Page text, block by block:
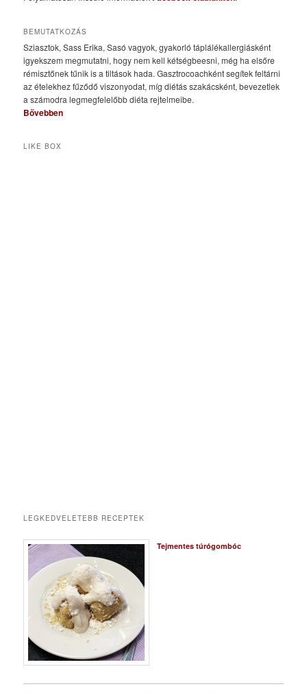
BEMUTATKOZÁS
Sziasztok, Sass Erika, Sasó vagyok, gyakorló táplálékallergiásként
igyekszem megmutatni, hogy nem kell kétségbeesni, még ha elsőre
rémisztőnek tűnik is a tiltások hada. Gasztrocoachként segítek feltárni
az ételekhez fűződő viszonyodat, míg diétás szakácsként, bevezetlek
a számodra legmegfelelőbb diéta rejtelmeibe.
Bővebben
LIKE BOX
LEGKEDVELETEBB RECEPTEK
Tejmentes túrógombóc